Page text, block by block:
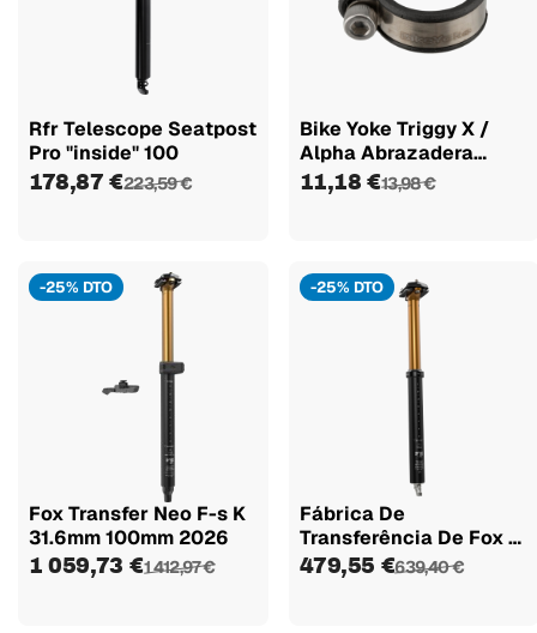
Rfr Telescope Seatpost
Pro "inside" 100
178,87 €223,59 €
Bike Yoke Triggy X /
Alpha Abrazadera
Palanca...
11,18 €13,98 €
-25% DTO
Fox Transfer Neo F-s K
31.6mm 100mm 2026
1 059,73 €1 412,97 €
-25% DTO
Fábrica De
Transferência De Fox F-
s K 30.9mm...
479,55 €639,40 €